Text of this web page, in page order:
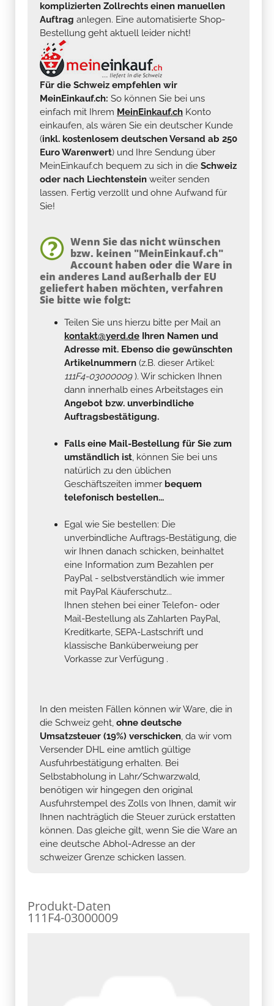
komplizierten Zollrechts einen manuellen
Auftrag anlegen. Eine automatisierte Shop-
Bestellung geht aktuell leider nicht!
Für die Schweiz empfehlen wir
MeinEinkauf.ch: So können Sie bei uns
einfach mit Ihrem MeinEinkauf.ch Konto
einkaufen, als wären Sie ein deutscher Kunde
(inkl. kostenlosem deutschen Versand ab 250
Euro Warenwert) und Ihre Sendung über
MeinEinkauf.ch bequem zu sich in die Schweiz
oder nach Liechtenstein weiter senden
lassen. Fertig verzollt und ohne Aufwand für
Sie!
Wenn Sie das nicht wünschen
bzw. keinen "MeinEinkauf.ch"
Account haben oder die Ware in
ein anderes Land außerhalb der EU
geliefert haben möchten, verfahren
Sie bitte wie folgt:
Teilen Sie uns hierzu bitte per Mail an
kontakt@yerd.de Ihren Namen und
Adresse mit. Ebenso die gewünschten
Artikelnummern (z.B. dieser Artikel:
111F4-03000009). Wir schicken Ihnen
dann innerhalb eines Arbeitstages ein
Angebot bzw. unverbindliche
Auftragsbestätigung.
Falls eine Mail-Bestellung für Sie zum
umständlich ist, können Sie bei uns
natürlich zu den üblichen
Geschäftszeiten immer bequem
telefonisch bestellen...
Egal wie Sie bestellen: Die
unverbindliche Auftrags-Bestätigung, die
wir Ihnen danach schicken, beinhaltet
eine Information zum Bezahlen per
PayPal - selbstverständlich wie immer
mit PayPal Käuferschutz...
Ihnen stehen bei einer Telefon- oder
Mail-Bestellung als Zahlarten PayPal,
Kreditkarte, SEPA-Lastschrift und
klassische Banküberweiung per
Vorkasse zur Verfügung .
In den meisten Fällen können wir Ware, die in
die Schweiz geht, ohne deutsche
Umsatzsteuer (19%) verschicken, da wir vom
Versender DHL eine amtlich gültige
Ausfuhrbestätigung erhalten. Bei
Selbstabholung in Lahr/Schwarzwald,
benötigen wir hingegen den original
Ausfuhrstempel des Zolls von Ihnen, damit wir
Ihnen nachträglich die Steuer zurück erstatten
können. Das gleiche gilt, wenn Sie die Ware an
eine deutsche Abhol-Adresse an der
schweizer Grenze schicken lassen.
Produkt-Daten
111F4-03000009